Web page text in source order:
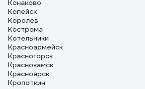
Конаково
Копейск
Королёв
Кострома
Котельники
Красноармейск
Красногорск
Краснокамск
Красноярск
Кропоткин